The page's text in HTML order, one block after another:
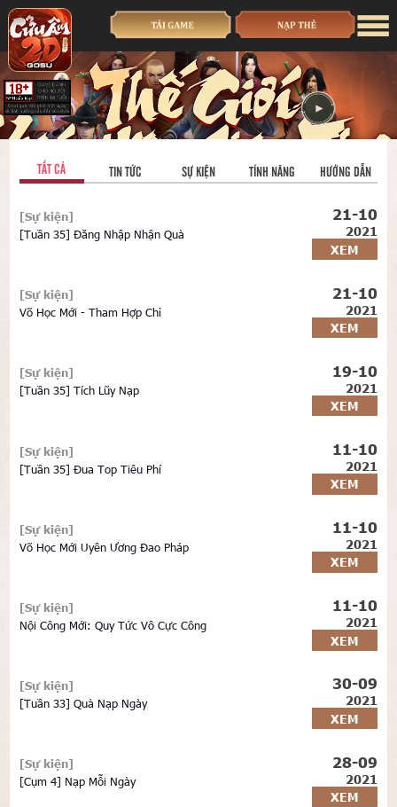
TẤT CẢ TIN TỨC SỰ KIỆN TÍNH NĂNG HƯỚNG DẪN
[Sự kiện]
[Tuần 35] Đăng Nhập Nhận Quà
21-10
2021
XEM
[Sự kiện]
Võ Học Mới - Tham Hợp Chỉ
21-10
2021
XEM
[Sự kiện]
[Tuần 35] Tích Lũy Nạp
19-10
2021
XEM
[Sự kiện]
[Tuần 35] Đua Top Tiêu Phí
11-10
2021
XEM
[Sự kiện]
Võ Học Mới Uyên Ương Đao Pháp
11-10
2021
XEM
[Sự kiện]
Nội Công Mới: Quy Tức Vô Cực Công
11-10
2021
XEM
[Sự kiện]
[Tuần 33] Quà Nạp Ngày
30-09
2021
XEM
[Sự kiện]
[Cụm 4] Nạp Mỗi Ngày
28-09
2021
XEM